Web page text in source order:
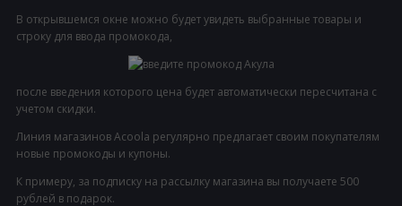
В открывшемся окне можно будет увидеть выбранные товары и
строку для ввода промокода,
после введения которого цена будет автоматически пересчитана с
учетом скидки.
Линия магазинов Acoola регулярно предлагает своим покупателям
новые промокоды и купоны.
К примеру, за подписку на рассылку магазина вы получаете 500
рублей в подарок.